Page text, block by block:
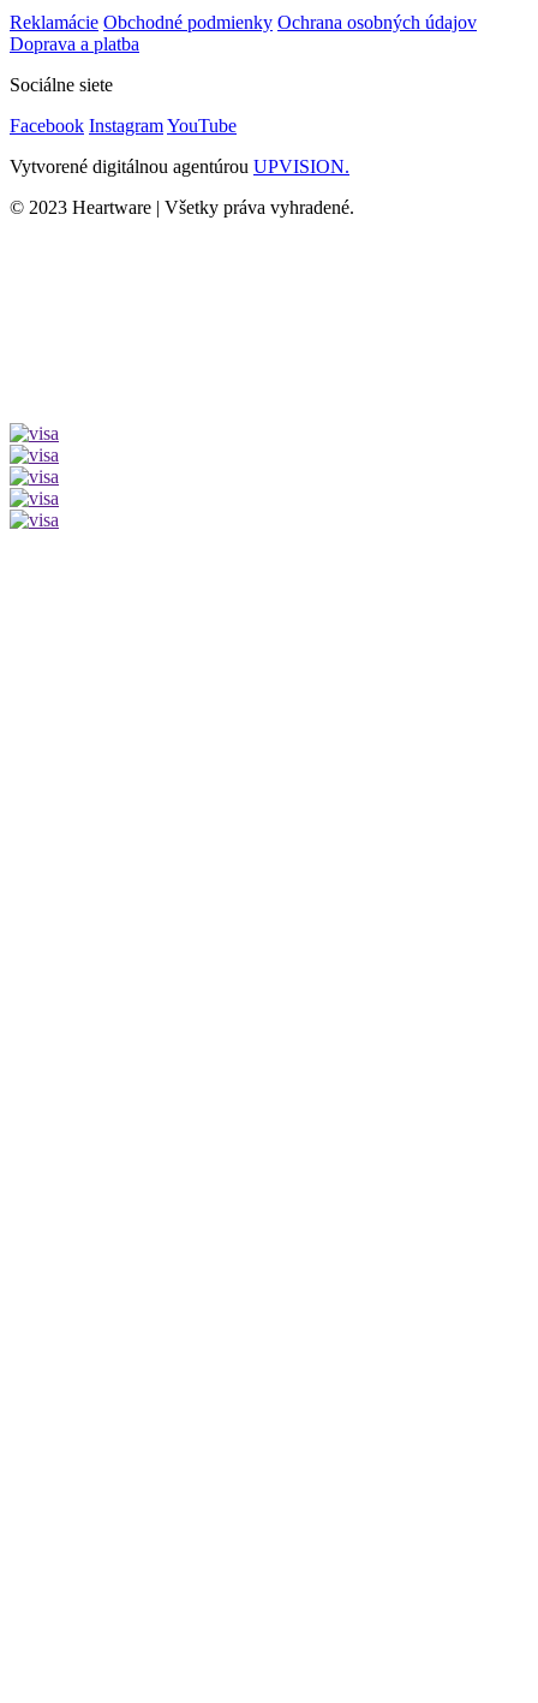
Reklamácie Obchodné podmienky Ochrana osobných údajov
Doprava a platba
Sociálne siete
Facebook InstagramYouTube
Vytvorené digitálnou agentúrou UPVISION.
© 2023 Heartware | Všetky práva vyhradené.